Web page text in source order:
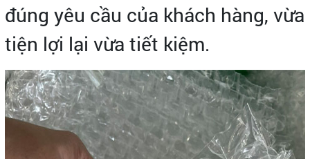
đúng yêu cầu của khách hàng, vừa
tiện lợi lại vừa tiết kiệm.